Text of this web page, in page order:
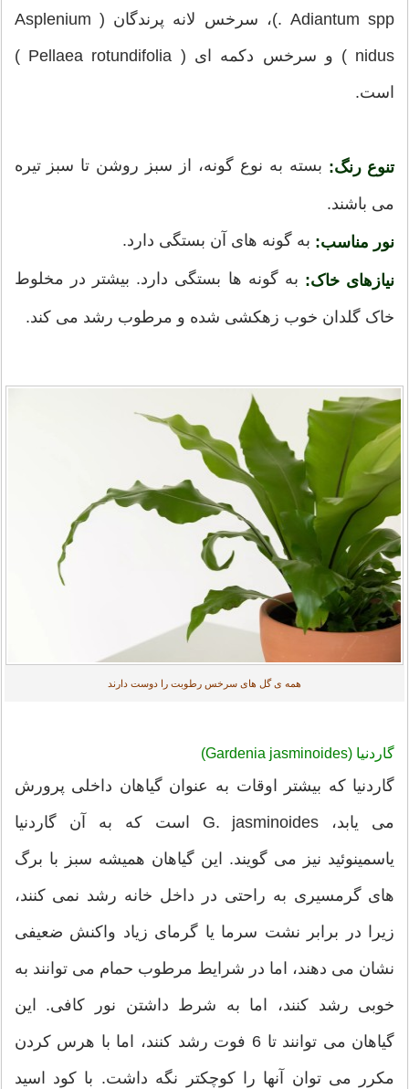
Adiantum spp .)، سرخس لانه پرندگان ( Asplenium
nidus ) و سرخس دکمه ای ( Pellaea rotundifolia )
است.
تنوع رنگ: بسته به نوع گونه، از سبز روشن تا سبز تیره
می باشند.
نور مناسب: به گونه های آن بستگی دارد.
نیازهای خاک: به گونه ها بستگی دارد. بیشتر در مخلوط
خاک گلدان خوب زهکشی شده و مرطوب رشد می کند.
همه ی گل های سرخس رطوبت را دوست دارند
گاردنیا (Gardenia jasminoides)
گاردنیا که بیشتر اوقات به عنوان گیاهان داخلی پرورش
می یابد، G. jasminoides است که به آن گاردنیا
یاسمینوئید نیز می گویند. این گیاهان همیشه سبز با برگ
های گرمسیری به راحتی در داخل خانه رشد نمی کنند،
زیرا در برابر نشت سرما یا گرمای زیاد واکنش ضعیفی
نشان می دهند، اما در شرایط مرطوب حمام می توانند به
خوبی رشد کنند، اما به شرط داشتن نور کافی. این
گیاهان می توانند تا 6 فوت رشد کنند، اما با هرس کردن
مکرر می توان آنها را کوچکتر نگه داشت. با کود اسید